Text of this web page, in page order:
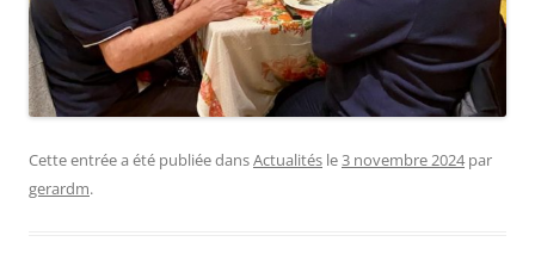
Cette entrée a été publiée dansActualités le3 novembre 2024 par
gerardm.